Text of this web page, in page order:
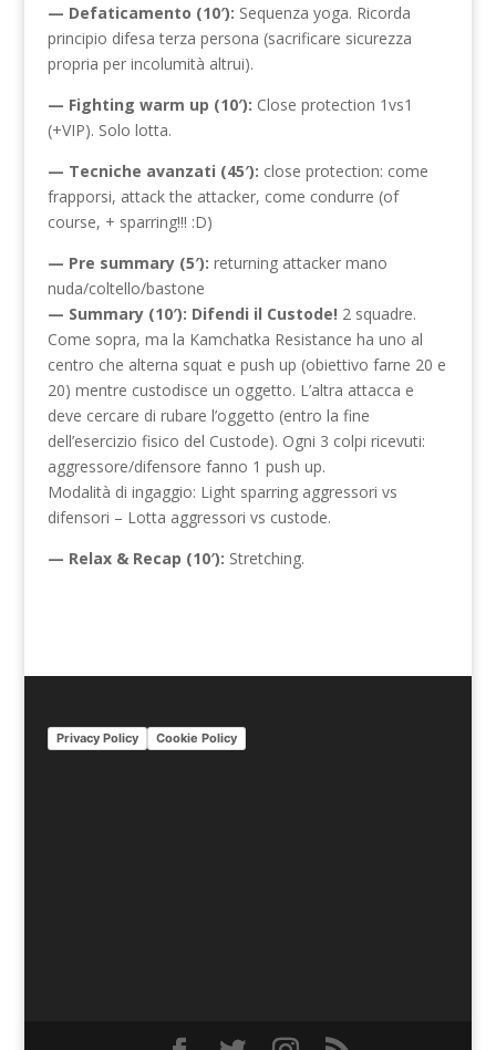
— Defaticamento (10′): Sequenza yoga. Ricorda
principio difesa terza persona (sacrificare sicurezza
propria per incolumità altrui).
— Fighting warm up (10′): Close protection 1vs1
(+VIP). Solo lotta.
— Tecniche avanzati (45′): close protection: come
frapporsi, attack the attacker, come condurre (of
course, + sparring!!! :D)
— Pre summary (5′): returning attacker mano
nuda/coltello/bastone
— Summary (10′): Difendi il Custode! 2 squadre.
Come sopra, ma la Kamchatka Resistance ha uno al
centro che alterna squat e push up (obiettivo farne 20 e
20) mentre custodisce un oggetto. L’altra attacca e
deve cercare di rubare l’oggetto (entro la fine
dell’esercizio fisico del Custode). Ogni 3 colpi ricevuti:
aggressore/difensore fanno 1 push up.
Modalità di ingaggio: Light sparring aggressori vs
difensori – Lotta aggressori vs custode.
— Relax & Recap (10′): Stretching.
Privacy Policy Cookie Policy